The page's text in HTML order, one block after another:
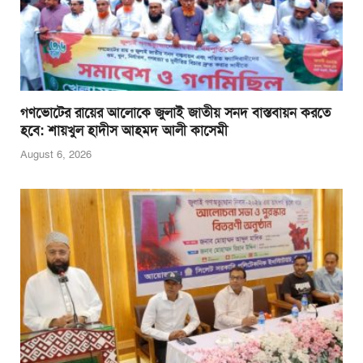
গণভোটের রায়ের আলোকে জুলাই জাতীয় সনদ বাস্তবায়ন করতে
হবে: শায়খুল হাদীস আহমদ আলী কাসেমী
August 6, 2026